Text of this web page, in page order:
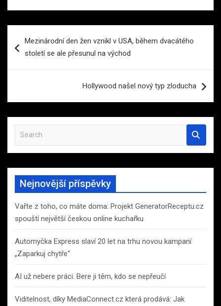
proMezinárodní den žen vznikl v USA, během dvacátého
století se ale přesunul na východ
Hollywood našel nový typ zloducha
a
r
h
Nejnovější příspěvky
Vařte z toho, co máte doma: Projekt GeneratorReceptu.cz
spouští největší českou online kuchařku
Automyčka Express slaví 20 let na trhu novou kampaní
„Zaparkuj chytře“
AI už nebere práci. Bere ji těm, kdo se nepřeučí
Viditelnost, díky MediaConnect.cz která prodává: Jak